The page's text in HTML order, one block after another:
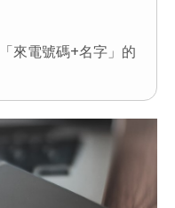
來電號碼+名字」的